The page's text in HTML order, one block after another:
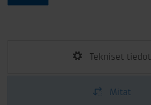
Tekniset tiedot
Mitat